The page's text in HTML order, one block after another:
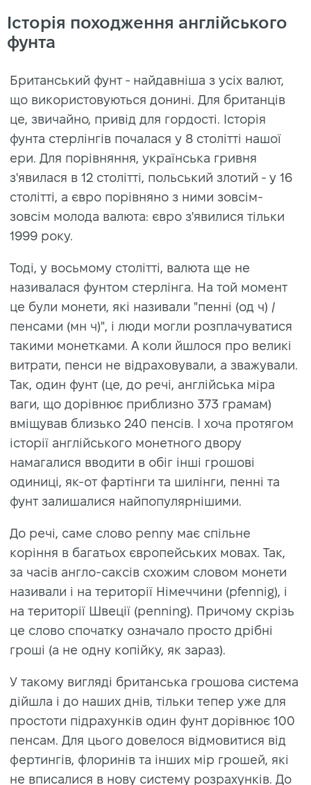
Історія походження англійського
фунта
Британський фунт - найдавніша з усіх валют,
що використовуються донині. Для британців
це, звичайно, привід для гордості. Історія
фунта стерлінгів почалася у 8 столітті нашої
ери. Для порівняння, українська гривня
з'явилася в 12 столітті, польський злотий - у 16
столітті, а євро порівняно з ними зовсім-
зовсім молода валюта: євро з'явилися тільки
1999 року.
Тоді, у восьмому столітті, валюта ще не
називалася фунтом стерлінга. На той момент
це були монети, які називали "пенні (од ч) /
пенсами (мн ч)", і люди могли розплачуватися
такими монетками. А коли йшлося про великі
витрати, пенси не відраховували, а зважували.
Так, один фунт (це, до речі, англійська міра
ваги, що дорівнює приблизно 373 грамам)
вміщував близько 240 пенсів. І хоча протягом
історії англійського монетного двору
намагалися вводити в обіг інші грошові
одиниці, як-от фартінги та шилінги, пенні та
фунт залишалися найпопулярнішими.
До речі, саме слово penny має спільне
коріння в багатьох європейських мовах. Так,
за часів англо-саксів схожим словом монети
називали і на території Німеччини (pfennig), і
на території Швеції (penning). Причому скрізь
це слово спочатку означало просто дрібні
гроші (а не одну копійку, як зараз).
У такому вигляді британська грошова система
дійшла і до наших днів, тільки тепер уже для
простоти підрахунків один фунт дорівнює 100
пенсам. Для цього довелося відмовитися від
фертингів, флоринів та інших мір грошей, які
не вписалися в нову систему розрахунків. До